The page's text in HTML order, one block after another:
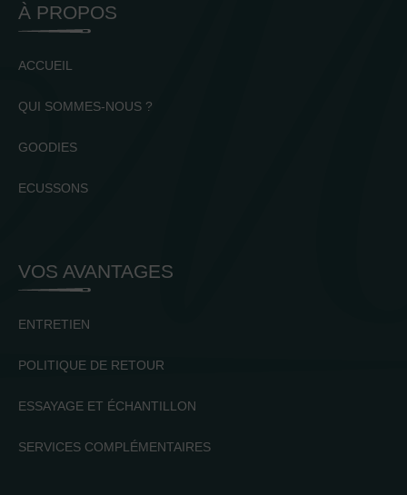
À PROPOS
ACCUEIL
QUI SOMMES-NOUS ?
GOODIES
ECUSSONS
VOS AVANTAGES
ENTRETIEN
POLITIQUE DE RETOUR
ESSAYAGE ET ÉCHANTILLON
SERVICES COMPLÉMENTAIRES